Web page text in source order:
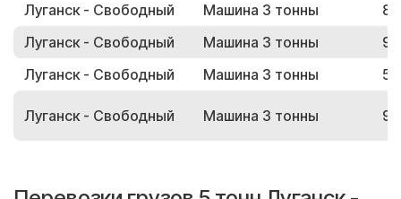
Луганск - Свободный
Машина 3 тонны
Луганск - Свободный
Машина 3 тонны
Луганск - Свободный
Машина 3 тонны
Луганск - Свободный Машина 3 тонны